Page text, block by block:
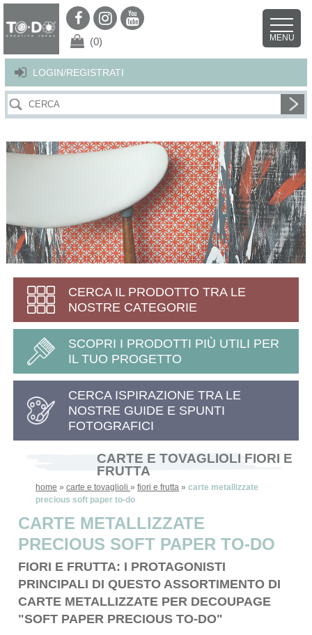
Per offrirti il miglior servizio possibile questo sito utilizza i cookies.
Continuando la navigazione nel sito autorizzi l’uso dei cookies. Per ulteriori
LOGIN/REGISTRATI
(0) MENU
CERCA IL PRODOTTO TRA LE
NOSTRE CATEGORIE
SCOPRI I PRODOTTI PIÙ UTILI PER
IL TUO PROGETTO
CERCA ISPIRAZIONE TRA LE
NOSTRE GUIDE E SPUNTI
FOTOGRAFICI
CARTE E TOVAGLIOLI FIORI E
FRUTTA
home »carte e tovaglioli»fiori e frutta »carte metallizzate
precious soft paper to-do
CARTE METALLIZZATE
PRECIOUS SOFT PAPER TO-DO
FIORI E FRUTTA: I PROTAGONISTI
PRINCIPALI DI QUESTO ASSORTIMENTO DI
CARTE METALLIZZATE PER DECOUPAGE
"SOFT PAPER PRECIOUS TO-DO"